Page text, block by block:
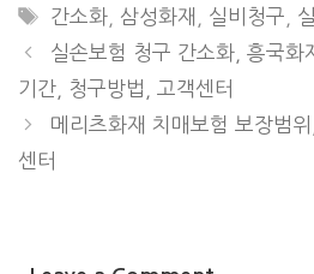
TAGS
간소화 삼성화재 실비청구
실손보험 청구 간소화, 흥국화
기간, 청구방법, 고객센터
메리츠화재 치매보험 보장범
센터